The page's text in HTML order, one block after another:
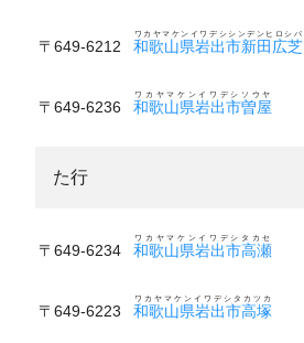
〒649-6212 和歌山県岩出市新田広芝
ワカヤマケンイワデシシンデンヒロシバ
〒649-6236 和歌山県岩出市曽屋
ワカヤマケンイワデシソウヤ
た行
〒649-6234 和歌山県岩出市高瀬
ワカヤマケンイワデシタカセ
〒649-6223 和歌山県岩出市高塚
ワカヤマケンイワデシタカツカ